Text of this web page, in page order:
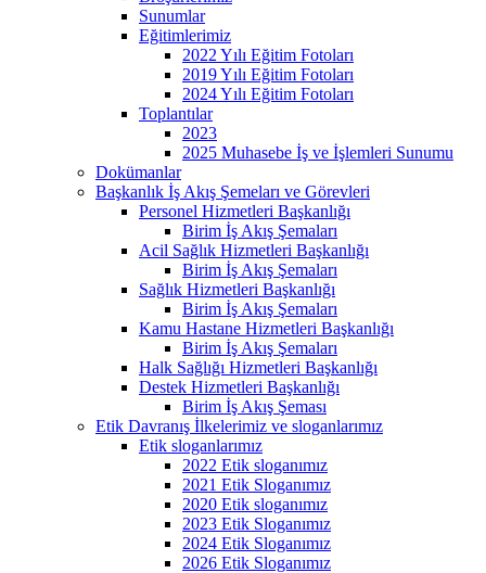
Sunumlar
Eğitimlerimiz
2022 Yılı Eğitim Fotoları
2019 Yılı Eğitim Fotoları
2024 Yılı Eğitim Fotoları
Toplantılar
2023
2025 Muhasebe İş ve İşlemleri Sunumu
Dokümanlar
Başkanlık İş Akış Şemeları ve Görevleri
Personel Hizmetleri Başkanlığı
Birim İş Akış Şemaları
Acil Sağlık Hizmetleri Başkanlığı
Birim İş Akış Şemaları
Sağlık Hizmetleri Başkanlığı
Birim İş Akış Şemaları
Kamu Hastane Hizmetleri Başkanlığı
Birim İş Akış Şemaları
Halk Sağlığı Hizmetleri Başkanlığı
Destek Hizmetleri Başkanlığı
Birim İş Akış Şeması
Etik Davranış İlkelerimiz ve sloganlarımız
Etik sloganlarımız
2022 Etik sloganımız
2021 Etik Sloganımız
2020 Etik sloganımız
2023 Etik Sloganımız
2024 Etik Sloganımız
2026 Etik Sloganımız